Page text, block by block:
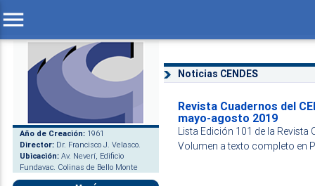
menu
Año de Creación: 1961
Director: Dr. Francisco J. Velasco.
Ubicación: Av. Neverí, Edificio
Fundavac. Colinas de Bello Monte
Noticias CENDES
Revista Cuadernos del
mayo-agosto 2019
Lista Edición 101 de la Revista
Volumen a texto completo en